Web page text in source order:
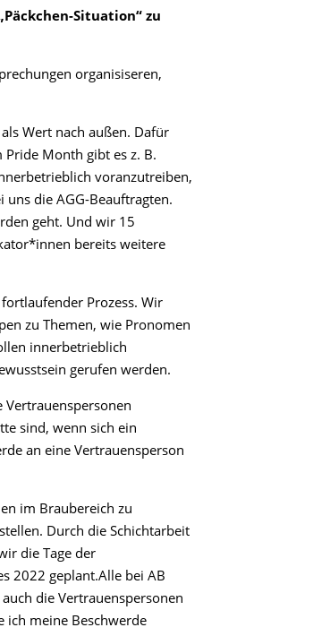
Situation“ zu
organisiseren,
Wert nach außen. Dafür
Month gibt es z. B.
voranzutreiben,
die AGG-Beauftragten.
geht. Und wir 15
bereits weitere
Prozess. Wir
zu Themen, wie Pronomen
innerbetrieblich
gerufen werden.
sind, wenn sich ein
an eine Vertrauensperson
im Braubereich zu
Durch die Schichtarbeit
die Tage der
2022 geplant.Alle bei AB
die Vertrauenspersonen
ich meine Beschwerde